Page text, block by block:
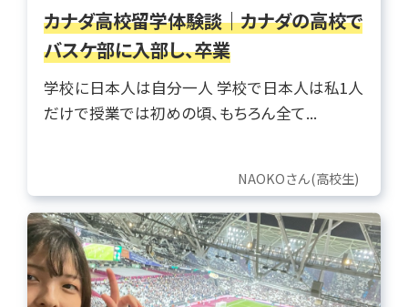
カナダ高校留学体験談｜カナダの高校で
バスケ部に入部し、卒業
学校に日本人は自分一人 学校で日本人は私1人
だけで授業では初めの頃、もちろん全て...
NAOKOさん(高校生)